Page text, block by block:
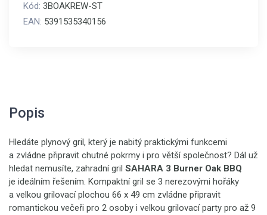
Kód: 3BOAKREW-ST
EAN: 5391535340156
Popis
Hledáte plynový gril, který je nabitý praktickými funkcemi
a zvládne připravit chutné pokrmy i pro větší společnost? Dál už
hledat nemusíte, zahradní gril SAHARA 3 Burner Oak BBQ
je ideálním řešením. Kompaktní gril se 3 nerezovými hořáky
a velkou grilovací plochou 66 x 49 cm zvládne připravit
romantickou večeři pro 2 osoby i velkou grilovací party pro až 9